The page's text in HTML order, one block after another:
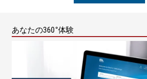
あなたの360°体験